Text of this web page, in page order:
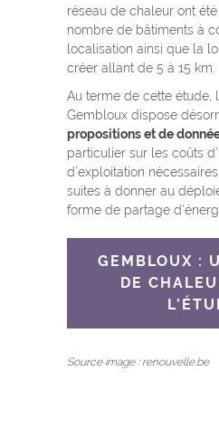
réseau de chaleur ont
nombre de bâtiments à
localisation ainsi que la
créer allant de 5 à 15 km.
Au terme de cette étude,
Gembloux dispose
propositions et de
particulier sur les coûts
d’exploitation
suites à donner au
forme de partage
GEMBLOUX :
DE
Source image : renouvelle.be